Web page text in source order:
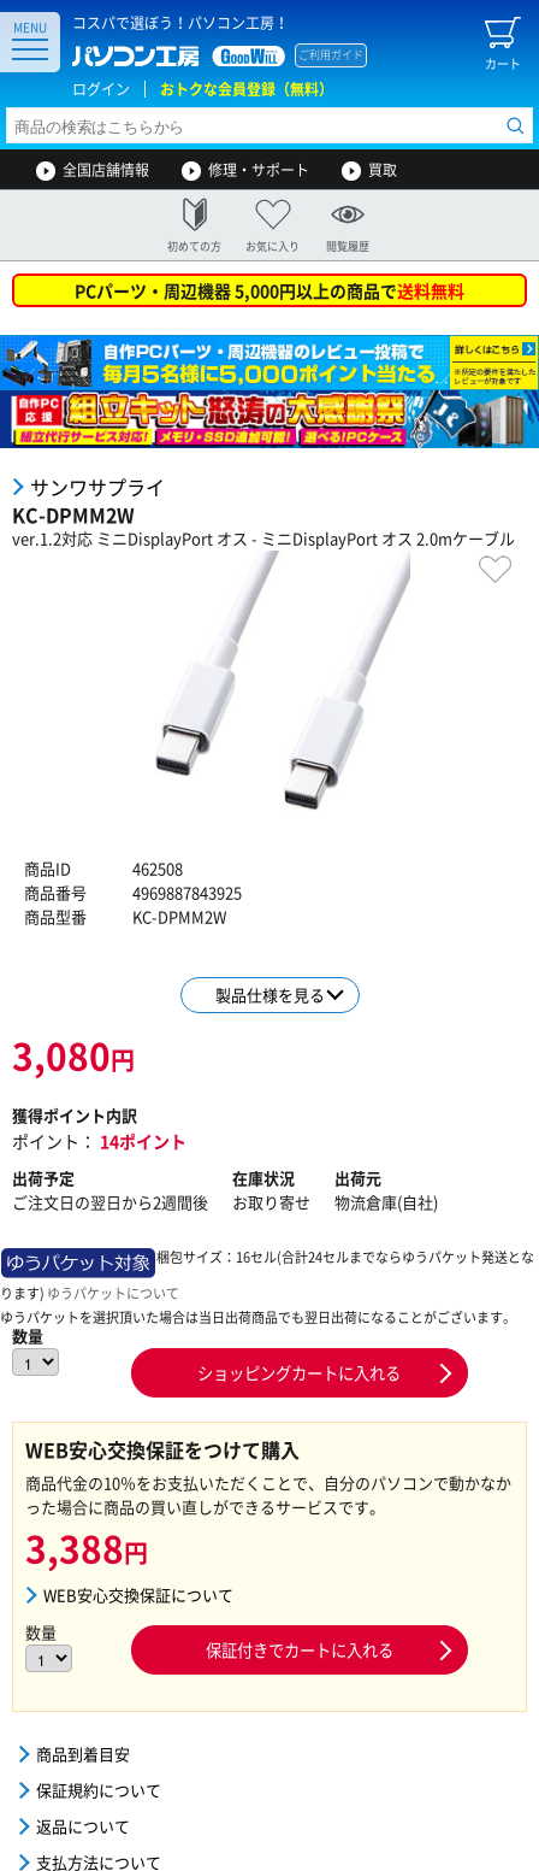
コスパで選ぼう！パソコン工房！
カート
ご利用ガイド
ログイン おトクな会員登録（無料）
MENU
全国店舗情報 修理・サポート 買取
初めての方 お気に入り 閲覧履歴
PCパーツ・周辺機器 5,000円以上の商品で送料無料
サンワサプライ
KC-DPMM2W
ver.1.2対応 ミニDisplayPort オス - ミニDisplayPort オス 2.0mケーブル
商品ID
462508
商品番号
4969887843925
商品型番
KC-DPMM2W
製品仕様を見る
3,080円
獲得ポイント内訳
ポイント： 14ポイント
出荷予定
ご注文日の翌日から2週間後
在庫状況
お取り寄せ
出荷元
物流倉庫(自社)
梱包サイズ：16セル(合計24セルまでならゆうパケット発送とな
ります) ゆうパケットについて
ゆうパケットを選択頂いた場合は当日出荷商品でも翌日出荷になることがございます。
数量
ショッピングカートに入れる
WEB安心交換保証をつけて購入
商品代金の10％をお支払いただくことで、自分のパソコンで動かなか
った場合に商品の買い直しができるサービスです。
3,388円
WEB安心交換保証について
数量
保証付きでカートに入れる
商品到着目安
保証規約について
返品について
支払方法について